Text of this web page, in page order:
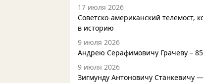
17 июля 2026
Советско-американский телемост,
в историю
9 июля 2026
Андрею Серафимовичу Грачеву –
9 июля 2026
Зигмунду Антоновичу Станкевичу